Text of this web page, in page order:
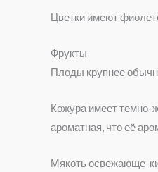
Цветки имеют
Фрукты
Плоды крупнее
Кожура имеет темно-
ароматная, что её
Мякоть освежающе-